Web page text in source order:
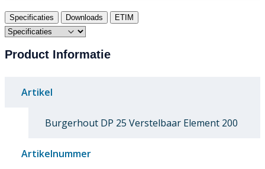
Specificaties Downloads ETIM
Product Informatie
Artikel
Burgerhout DP 25 Verstelbaar Element 200
Artikelnummer